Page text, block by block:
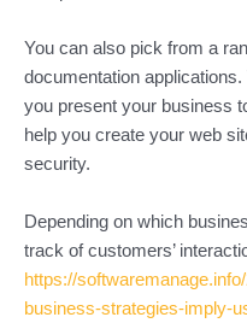
You can also pick from a
documentation
you present your business
help you create your web
security.
Depending on which
track of customers’
https://
business-strategies-imply-